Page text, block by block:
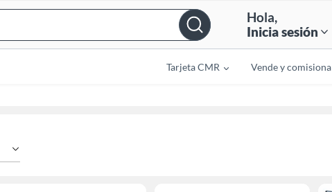
Bar
Hola,
Inicia sesión
Tarjeta CMR Vende y comisiona